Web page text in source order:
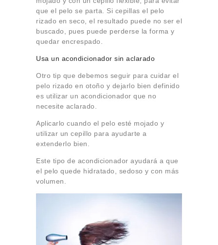
que el pelo se parta. Si cepillas el pelo
rizado en seco, el resultado puede no ser el
buscado, pues puede perderse la forma y
quedar encrespado.
Usa un acondicionador sin aclarado
Otro tip que debemos seguir para cuidar el
pelo rizado en otoño y dejarlo bien definido
es utilizar un acondicionador que no
necesite aclarado.
Aplicarlo cuando el pelo esté mojado y
utilizar un cepillo para ayudarte a
extenderlo bien.
Este tipo de acondicionador ayudará a que
el pelo quede hidratado, sedoso y con más
volumen.